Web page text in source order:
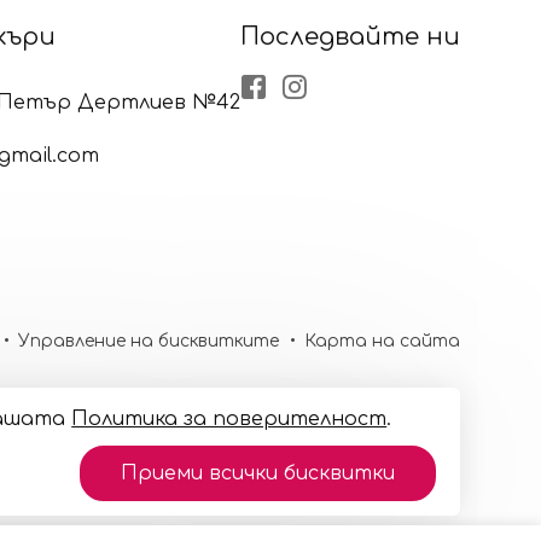
Петър Дертлиев №42
Последвайте ни
Facebook
Управление на бисквитките Карта на сайта
Политика за поверителност.
Приеми всички бисквитки